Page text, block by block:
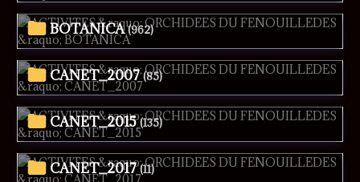
BOTANICA (962)
CANET_2007 (85)
CANET_2015 (135)
CANET_2017 (11)